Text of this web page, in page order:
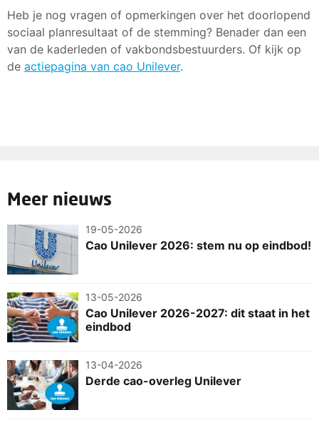
Heb je nog vragen of opmerkingen over het doorlopend
sociaal planresultaat of de stemming? Benader dan een
van de kaderleden of vakbondsbestuurders. Of kijk op
de actiepagina van cao Unilever.
Meer nieuws
19-05-2026
Cao Unilever 2026: stem nu op eindbod!
13-05-2026
Cao Unilever 2026-2027: dit staat in het
eindbod
13-04-2026
Derde cao-overleg Unilever